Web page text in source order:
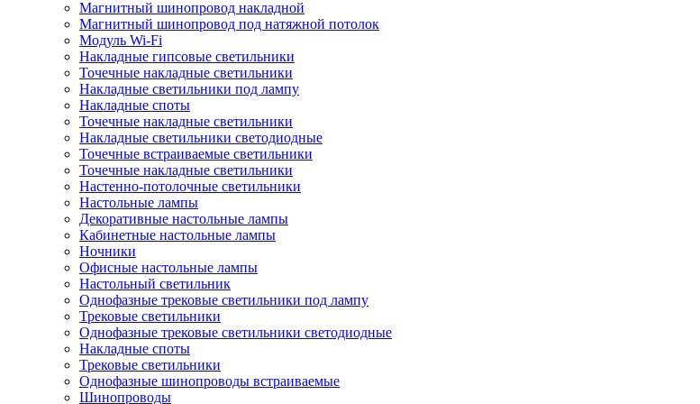
Магнитный шинопровод накладной
Магнитный шинопровод под натяжной потолок
Модуль Wi-Fi
Накладные гипсовые светильники
Точечные накладные светильники
Накладные светильники под лампу
Накладные споты
Точечные накладные светильники
Накладные светильники светодиодные
Точечные встраиваемые светильники
Точечные накладные светильники
Настенно-потолочные светильники
Настольные лампы
Декоративные настольные лампы
Кабинетные настольные лампы
Ночники
Офисные настольные лампы
Настольный светильник
Однофазные трековые светильники под лампу
Трековые светильники
Однофазные трековые светильники светодиодные
Накладные споты
Трековые светильники
Однофазные шинопроводы встраиваемые
Шинопроводы